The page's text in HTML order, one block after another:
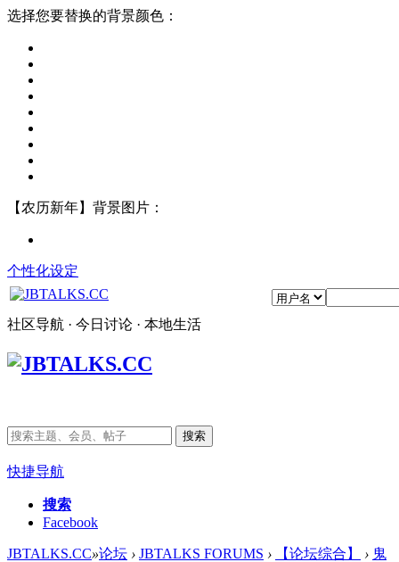
选择您要替换的背景颜色：
【农历新年】背景图片：
个性化设定
社区导航 · 今日讨论 · 本地生活
搜索
快捷导航
搜索
Facebook
JBTALKS.CC»论坛 › JBTALKS FORUMS › 【论坛综合】 › 鬼